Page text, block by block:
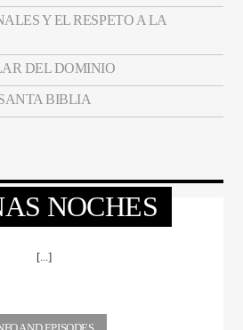
Y EL RESPETO A LA
DEL DOMINIO
BIBLIA
NOCHES
[...]